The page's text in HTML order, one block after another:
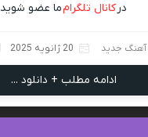
درکانال تلگرامما عضو شوید
آهنگ جدید 20 ژانویه 2025
ادامه مطلب + دانلود ...